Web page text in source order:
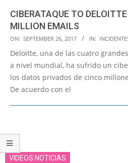
CIBERATAQUE TO
MILLION EMAILS
2017-
09-
ON: SEPTEMBER 26, 2017 IN:
Deloitte, una de las cuatro
a nivel mundial, ha sufrido un
los datos privados de cinco
De acuerdo con el
VIDEOS NOTICIAS